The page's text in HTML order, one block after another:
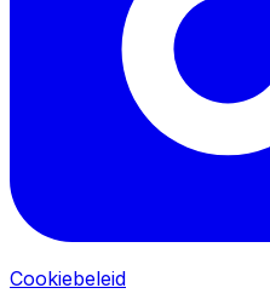
Cookiebeleid